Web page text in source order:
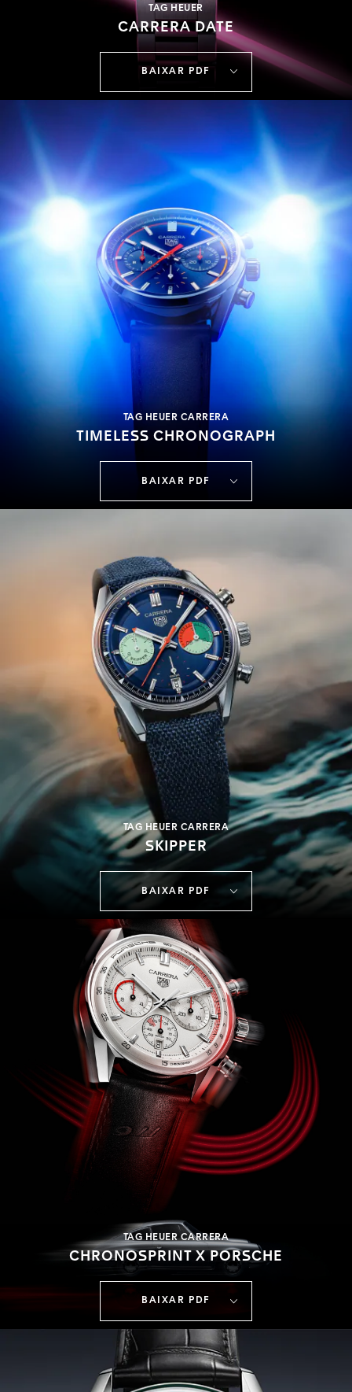
TAG HEUER
CARRERA DATE
BAIXAR PDF
TAG HEUER CARRERA
TIMELESS CHRONOGRAPH
BAIXAR PDF
TAG HEUER CARRERA
SKIPPER
BAIXAR PDF
TAG HEUER CARRERA
CHRONOSPRINT X PORSCHE
BAIXAR PDF